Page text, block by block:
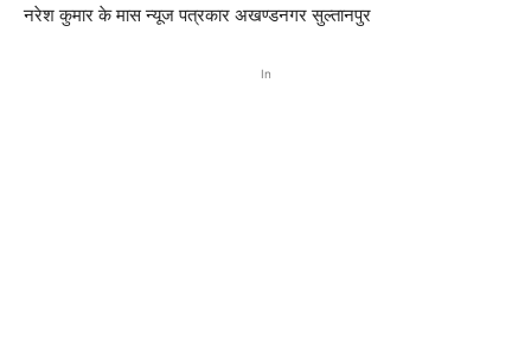
नरेश कुमार के मास न्यूज पत्रकार अखण्डनगर सुल्तानपुर
In